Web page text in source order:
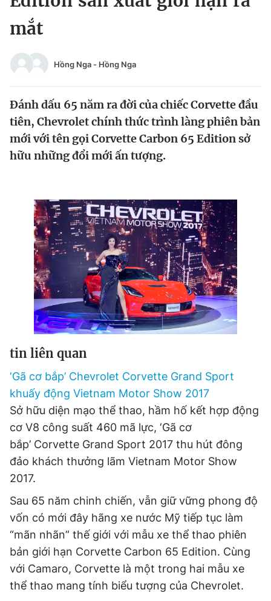
Chuyên mục khác
Video Magazine
Sản phẩm khác
Thông tin tòa soạn Liên hệ quảng cáo
Đọc Thanh Niên trên điện thoại
Theo dõi báo trên
Hotline
0906 645 777
Liên hệ quảng cáo
0908 780 404
Đặt báo Quảng cáo RSS Tòa soạn Chính sách bảo
Phó tổng biên tập thường trực: Hải Thành
Phó tổng biên tập: Lâm Hiếu Dũng
Phó tổng biên tập: Trần Việt Hưng
Tổng thư ký tòa soạn: Đức Trung
Giấy phép xuất bản số 110/GP - BTTTT cấp ngày 24.3.2020
© 2003-2026 Bản quyền thuộc về Báo Thanh Niên. Cấm sao
chép dưới mọi hình thức nếu không có sự chấp thuận bằng văn
bản. Phát triển bởi ePi Technologies, JSC.
Tin đã xem
Đăng xuất
mắt
Hồng Nga - Hồng Nga
Đánh dấu 65 năm ra đời của chiếc Corvette đầu
tiên, Chevrolet chính thức trình làng phiên bản
mới với tên gọi Corvette Carbon 65 Edition sở
hữu những đổi mới ấn tượng.
tin liên quan
‘Gã cơ bắp’ Chevrolet Corvette Grand Sport
khuấy động Vietnam Motor Show 2017
Sở hữu diện mạo thể thao, hầm hố kết hợp động
cơ V8 công suất 460 mã lực, ‘Gã cơ
bắp’ Corvette Grand Sport 2017 thu hút đông
đảo khách thưởng lãm Vietnam Motor Show
2017.
Sau 65 năm chinh chiến, vẫn giữ vững phong độ
vốn có mới đây hãng xe nước Mỹ tiếp tục làm
“mãn nhãn” thế giới với mẫu xe thể thao phiên
bản giới hạn Corvette Carbon 65 Edition. Cùng
với Camaro, Corvette là một trong hai mẫu xe
thể thao mang tính biểu tượng của Chevrolet.